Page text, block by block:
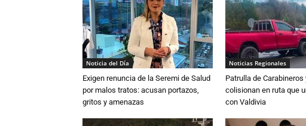
Noticia del Día
Exigen renuncia de la Seremi de Salud
por malos tratos: acusan portazos,
gritos y amenazas
Noticias Regionales
Patrulla de
colisionan en ruta que
con Valdivia